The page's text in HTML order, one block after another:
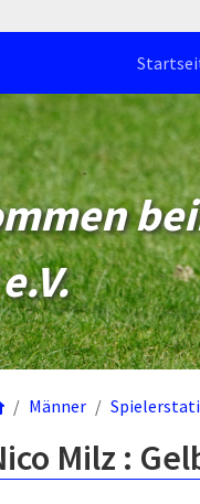
Männer
Milz :